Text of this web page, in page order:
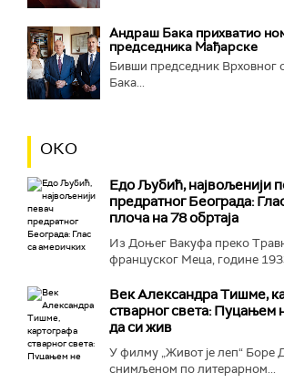
Андраш Бака прихватио
председника Мађарске
Бивши председник Врховног
Бака...
ОКО
Едо Љубић, највољенији
предратног Београда:
плоча на 78 обртаја
Из Доњег Вакуфа преко
француског Меца, године
Век Александра Тишме,
стварног света: Пуцањем
да си жив
У филму „Живот је леп“ Боре
снимљеном по литерарном...